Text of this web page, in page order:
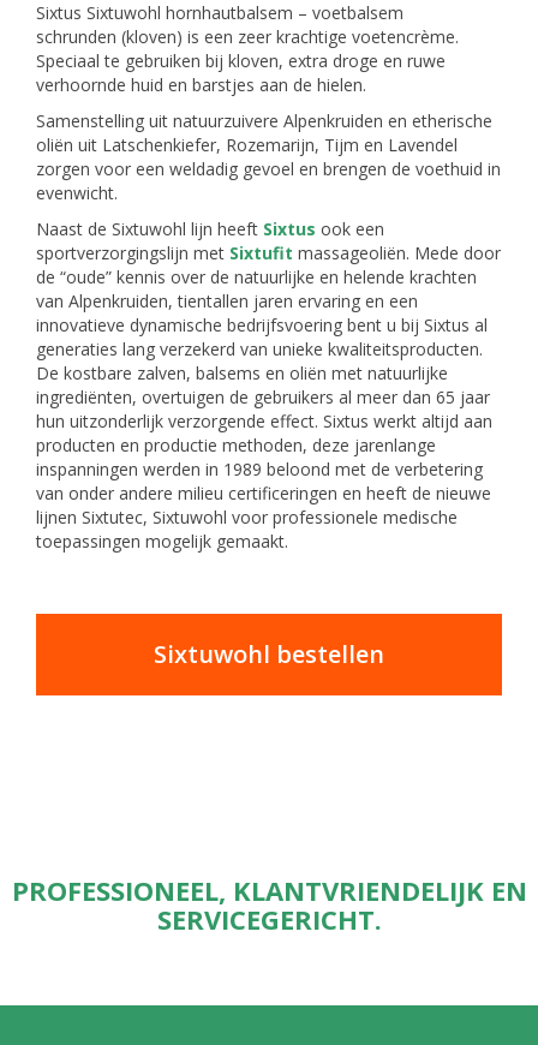
Sixtus Sixtuwohl hornhautbalsem – voetbalsem
schrunden (kloven) is een zeer krachtige voetencrème.
Speciaal te gebruiken bij kloven, extra droge en ruwe
verhoornde huid en barstjes aan de hielen.
Samenstelling uit natuurzuivere Alpenkruiden en etherische
oliën uit Latschenkiefer, Rozemarijn, Tijm en Lavendel
zorgen voor een weldadig gevoel en brengen de voethuid in
evenwicht.
Naast de Sixtuwohl lijn heeft Sixtus ook een
sportverzorgingslijn met Sixtufit massageoliën. Mede door
de “oude” kennis over de natuurlijke en helende krachten
van Alpenkruiden, tientallen jaren ervaring en een
innovatieve dynamische bedrijfsvoering bent u bij Sixtus al
generaties lang verzekerd van unieke kwaliteitsproducten.
De kostbare zalven, balsems en oliën met natuurlijke
ingrediënten, overtuigen de gebruikers al meer dan 65 jaar
hun uitzonderlijk verzorgende effect. Sixtus werkt altijd aan
producten en productie methoden, deze jarenlange
inspanningen werden in 1989 beloond met de verbetering
van onder andere milieu certificeringen en heeft de nieuwe
lijnen Sixtutec, Sixtuwohl voor professionele medische
toepassingen mogelijk gemaakt.
Sixtuwohl bestellen
PROFESSIONEEL, KLANTVRIENDELIJK EN
SERVICEGERICHT.